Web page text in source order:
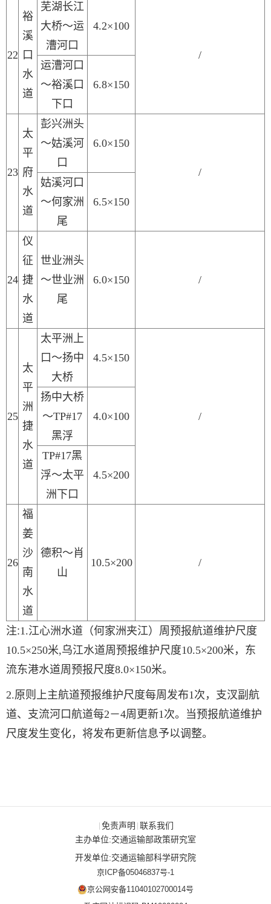
22
裕
溪
口
水
道
芜湖长江
大桥～运
漕河口
4.2×100
/
运漕河口
～裕溪口
下口
6.8×150
23
太
平
府
水
道
彭兴洲头
～姑溪河
口
6.0×150
/
姑溪河口
～何家洲
尾
6.5×150
24
仪
征
捷
水
道
世业洲头
～世业洲
尾
6.0×150 /
25
太
平
洲
捷
水
道
太平洲 上
口～扬中
大桥
4.5×150
/
扬中大桥
～TP#17
黑浮
4.0×100
TP#17黑
浮～太平
洲下口
4.5×200
26
福
姜
沙
南
水
道
德积～ 肖
山
10.5×200 /
注:1.江心洲水道（何家洲夹江）周预报航道维护尺度
10.5×250米,乌江水道周预报维护尺度10.5×200米，东
流东港水道周预报尺度8.0×150米。
2.原则上主航道预报维护尺度每周发布1次，支汊副航
道、支流河口航道每2－4周更新1次。当预报航道维护
尺度发生变化，将发布更新信息予以调整。
| 免责声明 | 联系我们
主办单位:交通运输部政策研究室
开发单位:交通运输部科学研究院
京ICP备05046837号-1
京公网安备11040102700014号